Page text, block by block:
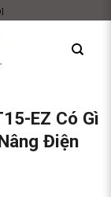
EZ Có Gì
Điện